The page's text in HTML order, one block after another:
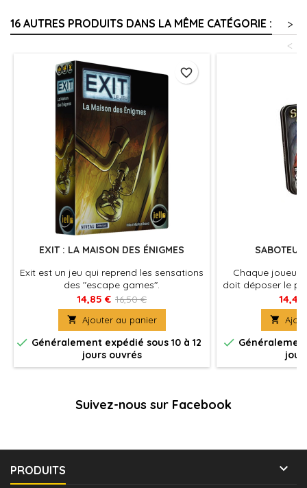
16 AUTRES PRODUITS DANS LA MÊME CATÉGORIE :
>
<
EXIT : LA MAISON DES ÉNIGMES
Exit est un jeu qui reprend les sensations
des "escape games".
14,85 € 16,50 €
 Ajouter au panier
 Généralement expédié sous 10 à 12
jours ouvrés
favorite_border
Chaque joueur
doit déposer le
sur l'un des
celui qui


Suivez-nous sur Facebook
PRODUITS 